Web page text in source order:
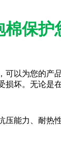
保护
可以为您的产
坏。无论是
能力、耐